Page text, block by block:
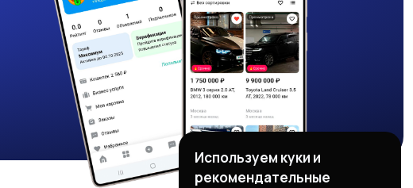
Используем куки и
рекомендательные